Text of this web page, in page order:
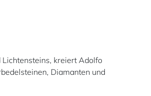
kreiert Adolfo
Diamanten und